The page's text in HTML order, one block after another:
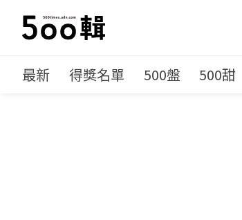
最新 得獎名單 500盤 500甜